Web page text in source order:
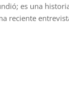
es una
reciente